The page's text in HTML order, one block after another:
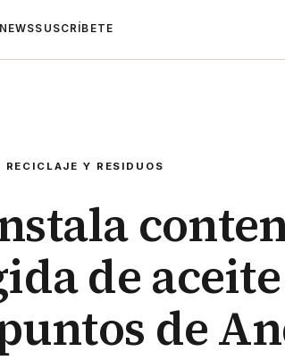
SUSCRÍBETE
RECICLAJE Y RESIDUOS
de
de